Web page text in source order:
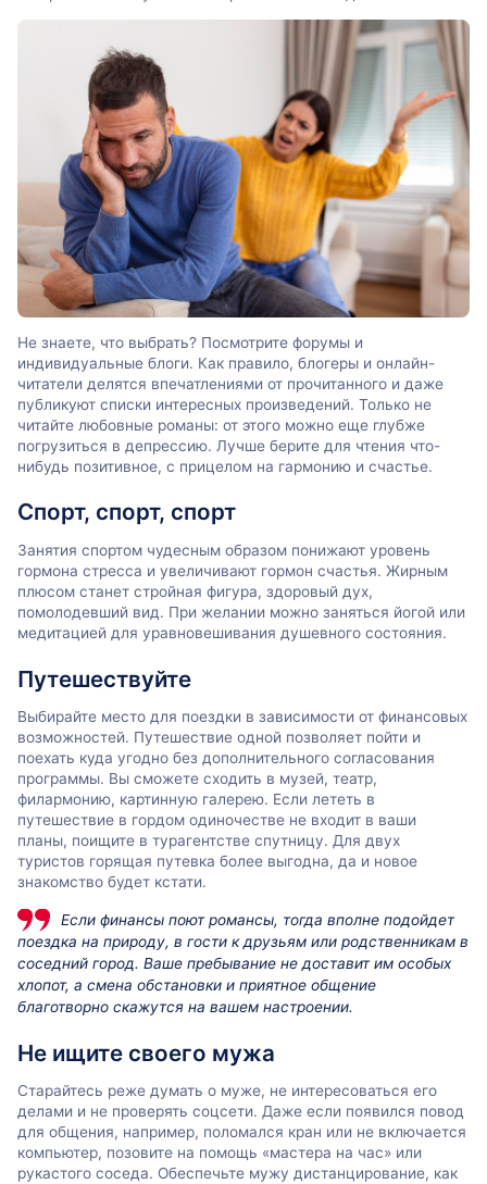
Не знаете, что выбрать? Посмотрите форумы и
индивидуальные блоги. Как правило, блогеры и онлайн-
читатели делятся впечатлениями от прочитанного и даже
публикуют списки интересных произведений. Только не
читайте любовные романы: от этого можно еще глубже
погрузиться в депрессию. Лучше берите для чтения что-
нибудь позитивное, с прицелом на гармонию и счастье.
Спорт, спорт, спорт
Занятия спортом чудесным образом понижают уровень
гормона стресса и увеличивают гормон счастья. Жирным
плюсом станет стройная фигура, здоровый дух,
помолодевший вид. При желании можно заняться йогой или
медитацией для уравновешивания душевного состояния.
Путешествуйте
Выбирайте место для поездки в зависимости от финансовых
возможностей. Путешествие одной позволяет пойти и
поехать куда угодно без дополнительного согласования
программы. Вы сможете сходить в музей, театр,
филармонию, картинную галерею. Если лететь в
путешествие в гордом одиночестве не входит в ваши
планы, поищите в турагентстве спутницу. Для двух
туристов горящая путевка более выгодна, да и новое
знакомство будет кстати.
Если финансы поют романсы, тогда вполне подойдет
поездка на природу, в гости к друзьям или родственникам в
соседний город. Ваше пребывание не доставит им особых
хлопот, а смена обстановки и приятное общение
благотворно скажутся на вашем настроении.
Не ищите своего мужа
Старайтесь реже думать о муже, не интересоваться его
делами и не проверять соцсети. Даже если появился повод
для общения, например, поломался кран или не включается
компьютер, позовите на помощь «мастера на час» или
рукастого соседа. Обеспечьте мужу дистанцирование, как